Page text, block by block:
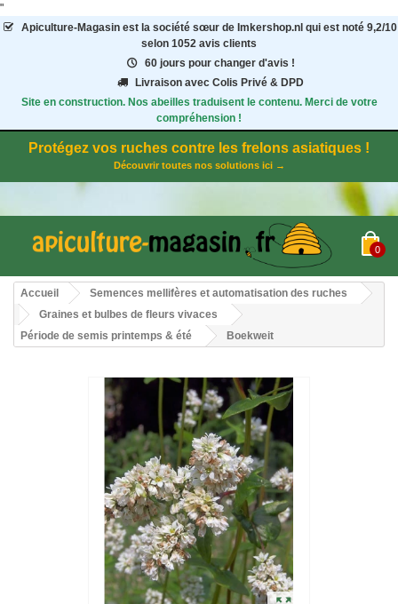
"
Apiculture-Magasinest la société sœur de Imkershop.nl qui est noté 9,2/10
selon 1052 avis clients
60 jours pour changer d'avis !
Livraison avec Colis Privé & DPD
Site en construction. Nos abeilles traduisent le contenu. Merci de votre
compréhension !
Protégez vos ruches contre les frelons asiatiques !
Découvrir toutes nos solutions ici →
0
Accueil
Semences mellifères et automatisation des ruches
Graines et bulbes de fleurs vivaces
Période de semis printemps & été
Boekweit